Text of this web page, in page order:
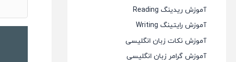
آموزش ریدینگ Reading
آموزش رایتینگ Writing
آموزش نکات زبان انگلیسی
آموزش گرامر زبان انگلیسی